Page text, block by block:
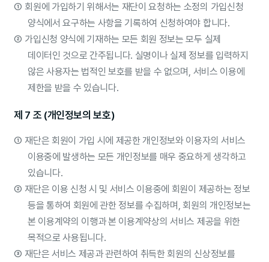
① 회원에 가입하기 위해서는 재단이 요청하는 소정의 가입신청
양식에서 요구하는 사항을 기록하여 신청하여야 합니다.
② 가입신청 양식에 기재하는 모든 회원 정보는 모두 실제
데이터인 것으로 간주됩니다. 실명이나 실제 정보를 입력하지
않은 사용자는 법적인 보호를 받을 수 없으며, 서비스 이용에
제한을 받을 수 있습니다.
제 7 조 (개인정보의 보호)
① 재단은 회원이 가입 시에 제공한 개인정보와 이용자의 서비스
이용중에 발생하는 모든 개인정보를 매우 중요하게 생각하고
있습니다.
② 재단은 이용 신청 시 및 서비스 이용중에 회원이 제공하는 정보
등을 통하여 회원에 관한 정보를 수집하며, 회원의 개인정보는
본 이용계약의 이행과 본 이용계약상의 서비스 제공을 위한
목적으로 사용됩니다.
③ 재단은 서비스 제공과 관련하여 취득한 회원의 신상정보를